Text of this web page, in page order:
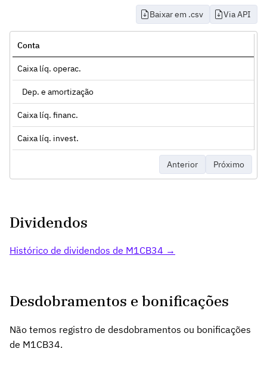
Baixar em .csv Via API
Conta
Caixa líq. operac.
Dep. e amortização
Caixa líq. financ.
Caixa líq. invest.
Anterior Próximo
Dividendos
Histórico de dividendos de M1CB34 →
Desdobramentos e bonificações
Não temos registro de desdobramentos ou bonificações
de M1CB34.